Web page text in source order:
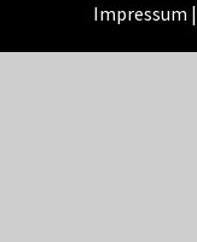
Impressum |